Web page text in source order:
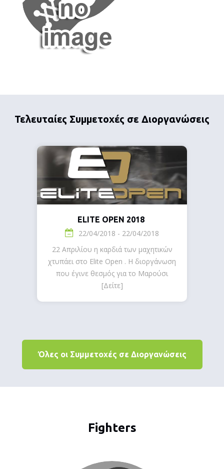
Τελευταίες Συμμετοχές σε Διοργανώσεις
ELITE OPEN 2018
22/04/2018 - 22/04/2018
22 Απριλίου η καρδιά των μαχητικών
χτυπάει στο Elite Open . Η διοργάνωση
που έγινε θεσμός για το Μαρούσι
[Δείτε]
Όλες οι Συμμετοχές σε Διοργανώσεις
Fighters